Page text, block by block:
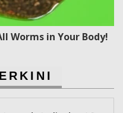
Worms in Your Body!